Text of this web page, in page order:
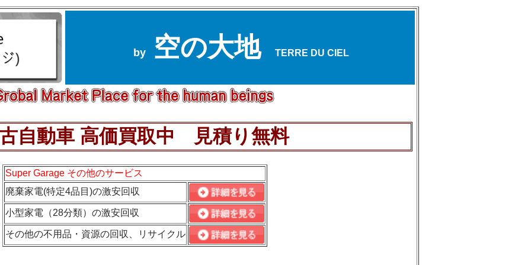
by 空の大地 TERRE DU CIEL
自動車 高価買取中 見積り無料
Super Garage その他のサービス
廃棄家電(特定4品目)の激安回収
小型家電（28分類）の激安回収
その他の不用品・資源の回収、リサイクル